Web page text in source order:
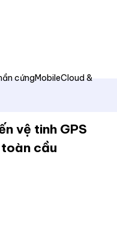
cứngMobileCloud &
vệ tinh GPS
cầu